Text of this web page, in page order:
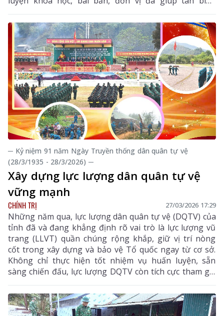
nhanh chóng ổn định tư tưởng, hòa nhập trong môi
trường quân đội.
─ Kỷ niệm 91 năm Ngày Truyền thống dân quân tự vệ
(28/3/1935 - 28/3/2026) ─
Xây dựng lực lượng dân quân tự vệ
vững mạnh
CHÍNH TRỊ 27/03/2026 17:29
Những năm qua, lực lượng dân quân tự vệ (DQTV) của
tỉnh đã và đang khẳng định rõ vai trò là lực lượng vũ
trang (LLVT) quần chúng rộng khắp, giữ vị trí nòng
cốt trong xây dựng và bảo vệ Tổ quốc ngay từ cơ sở.
Không chỉ thực hiện tốt nhiệm vụ huấn luyện, sẵn
sàng chiến đấu, lực lượng DQTV còn tích cực tham gia
giữ gìn an ninh trật tự (ANTT), phòng chống thiên tai,
góp phần quan trọng phát triển kinh tế - xã hội của
địa phương.